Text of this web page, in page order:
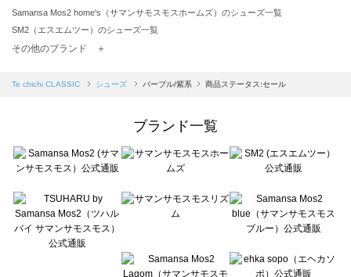
Samansa Mos2 home's（サマンサモスモスホームズ）のシューズ一覧
SM2（エスエムツー）のシューズ一覧
TSUHARU by Samansa Mos2（ツハルバイサマンサモスモス）のシューズ一覧
Samansa Mos2 blue（サマンサモスモス ブルー）のシューズ一覧
sō4ū（ソウフォーユー）のシューズ一覧
Te chichi（テチチ）のシューズ一覧
Te chichi CLASSIC（テチチ クラシック）のシューズ一覧
Lugnoncure（ルノンキュール）のシューズ一覧
BETTY'S BLUE（べティーズブルー）のシューズ一覧
Wpc.（ワールドパーティー）のシューズ一覧
その他のブランド ＋
Te chichi CLASSIC シューズ パープル/紫系 商品ステータス:セール
ブランド一覧